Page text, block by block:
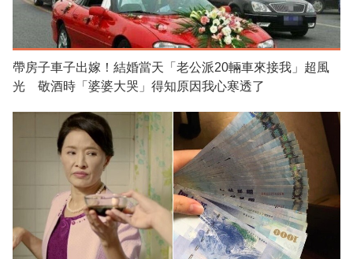
帶房子車子出嫁！結婚當天「老公派20輛車來接我」超風
光 敬酒時「婆婆大哭」得知原因我心寒透了